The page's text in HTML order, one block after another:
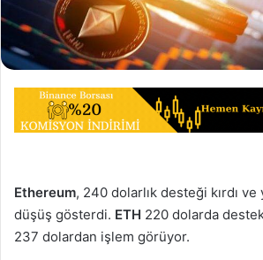
Ethereum, 240 dolarlık desteği kırdı ve
düşüş gösterdi. ETH 220 dolarda
237 dolardan işlem görüyor.